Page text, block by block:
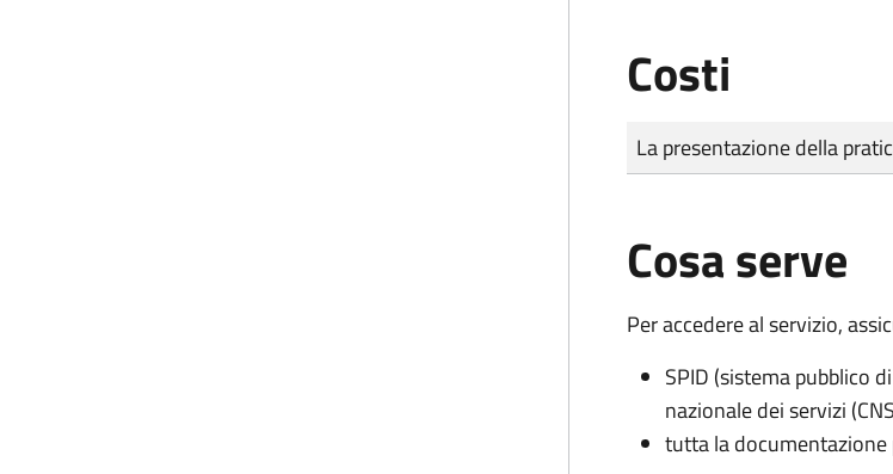
Costi
Tipo di pagamento
Importo
La presentazione della
Cosa serve
Per accedere al servizio,
SPID (sistema pubblico
nazionale dei servizi
tutta la documentazione